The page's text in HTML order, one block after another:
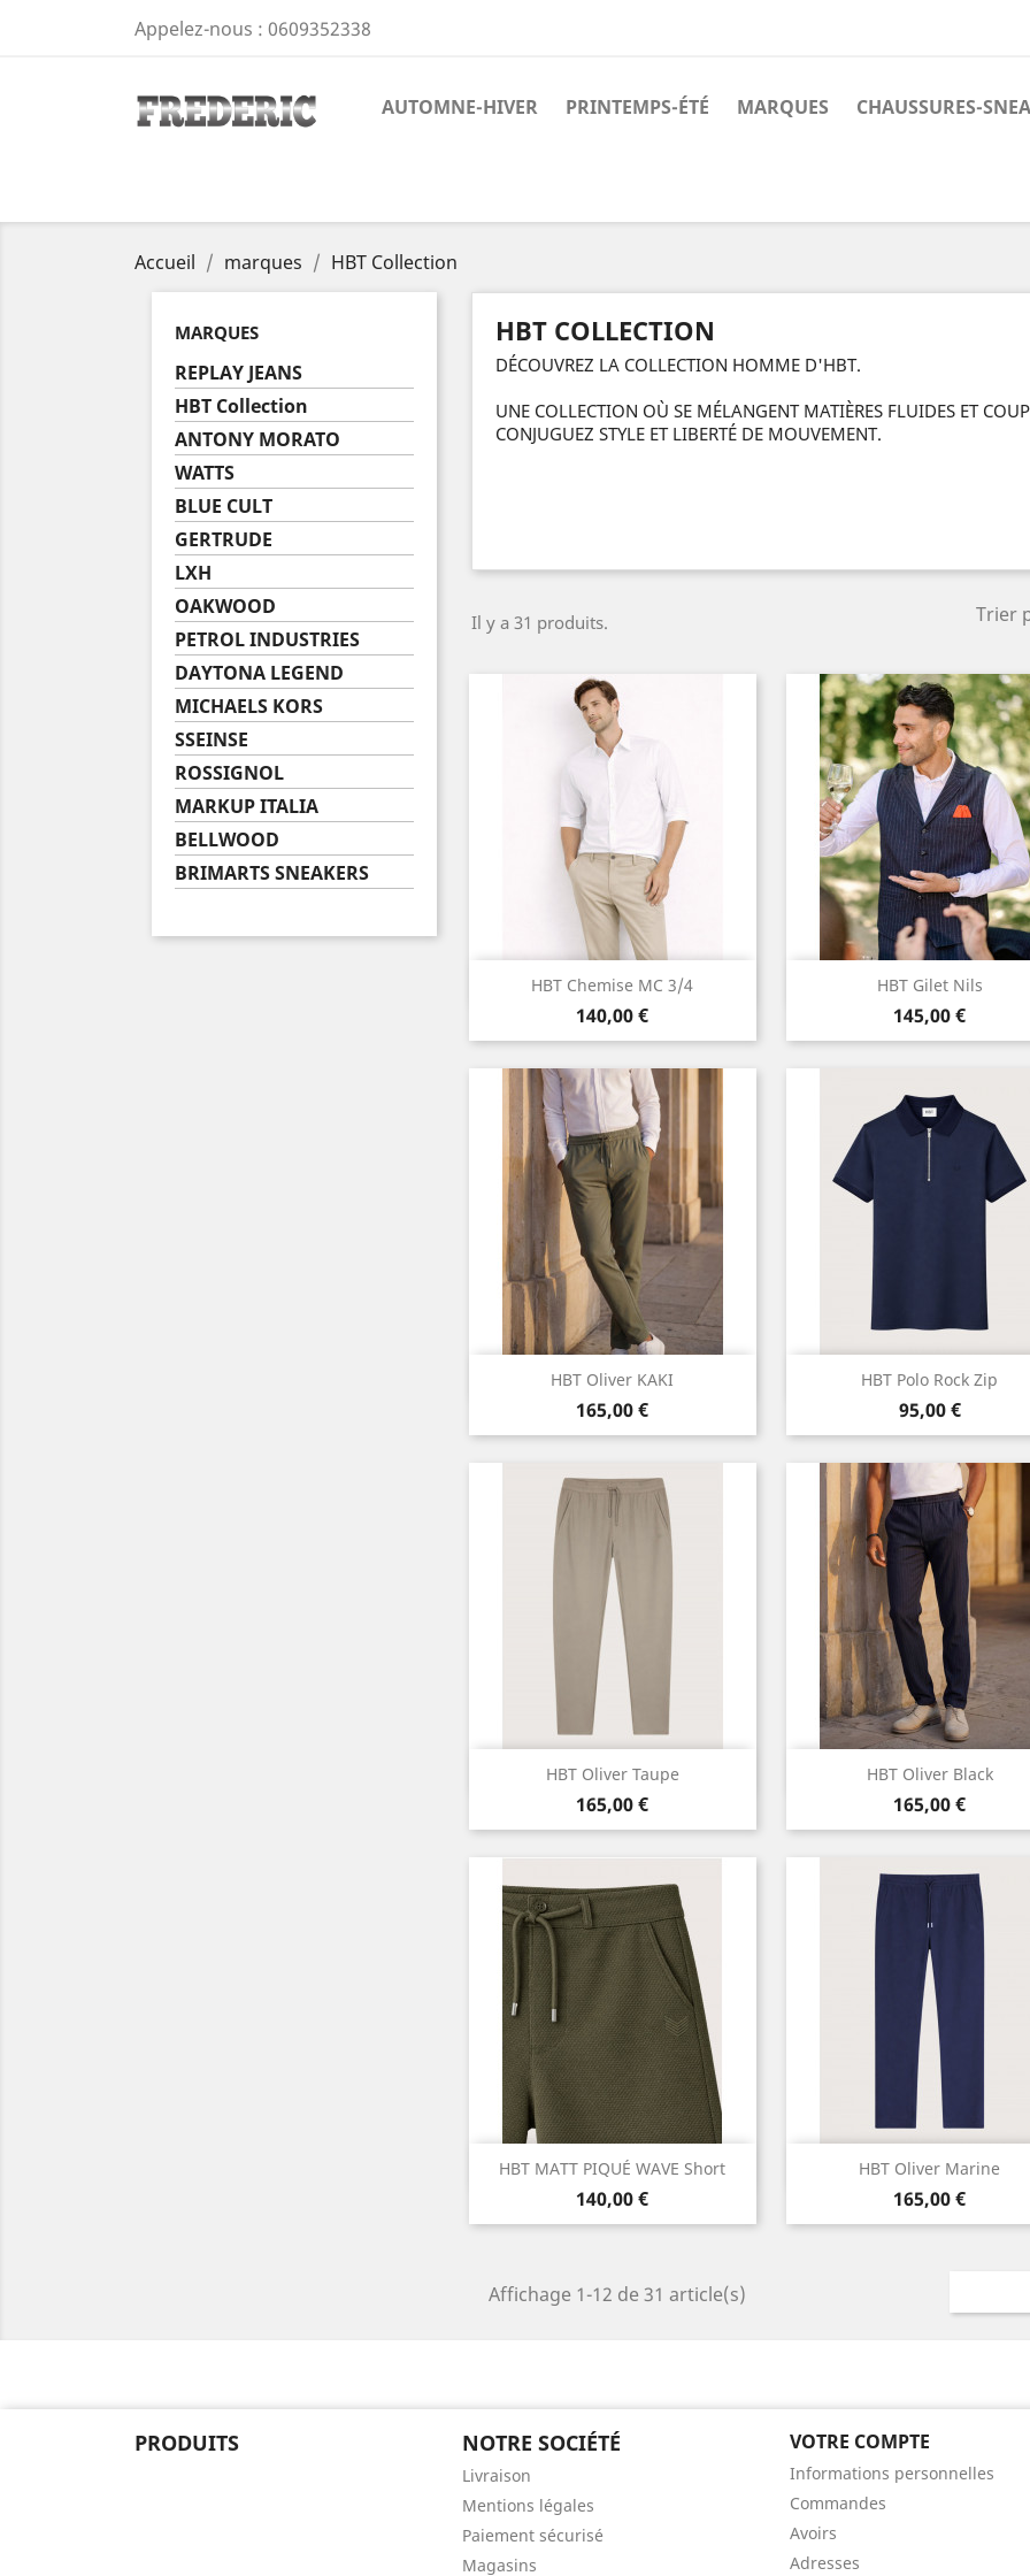
Appelez-nous : 0609352338
AUTOMNE-HIVER PRINTEMPS-ÉTÉ MARQUES CHAUSSURES-
Accueil marques HBT Collection
MARQUES
REPLAY JEANS
HBT Collection
ANTONY MORATO
WATTS
BLUE CULT
GERTRUDE
LXH
OAKWOOD
PETROL INDUSTRIES
DAYTONA LEGEND
MICHAELS KORS
SSEINSE
ROSSIGNOL
MARKUP ITALIA
BELLWOOD
BRIMARTS SNEAKERS
HBT COLLECTION
DÉCOUVREZ LA COLLECTION HOMME D'HBT.
UNE COLLECTION OÙ SE MÉLANGENT MATIÈRES FLUIDES ET
CONJUGUEZ STYLE ET LIBERTÉ DE MOUVEMENT.
Il y a 31 produits.
Trier
HBT Chemise MC 3/4
Prix
140,00 €
 Aperçu rapide HBT Gilet Nils
Prix
145,00 €
Aperçu rapide
Noir
HBT Oliver KAKI
Prix
165,00 €
Aperçu rapide
Kaki
HBT Polo Rock Zip
Prix
95,00 €
Aperçu rapide
Marine
HBT Oliver Taupe
Prix
165,00 €
Aperçu rapide HBT Oliver Black
Prix
165,00 €
Aperçu rapide
Noir
HBT MATT PIQUÉ WAVE Short
Prix
140,00 €
Aperçu rapide
Kaki
HBT Oliver Marine
Prix
165,00 €
Aperçu rapide
Marine
Affichage 1-12 de 31 article(s)
PRODUITS NOTRE SOCIÉTÉ
Livraison
Mentions légales
Paiement sécurisé
Magasins
VOTRE COMPTE
Informations personnelles
Commandes
Avoirs
Adresses